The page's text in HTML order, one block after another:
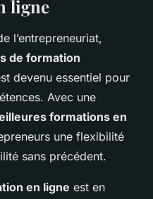
ligne
l’entrepreneuriat,
de formation
devenu essentiel pour
Avec une
formations en
une flexibilité
sans précédent.
en ligne est en